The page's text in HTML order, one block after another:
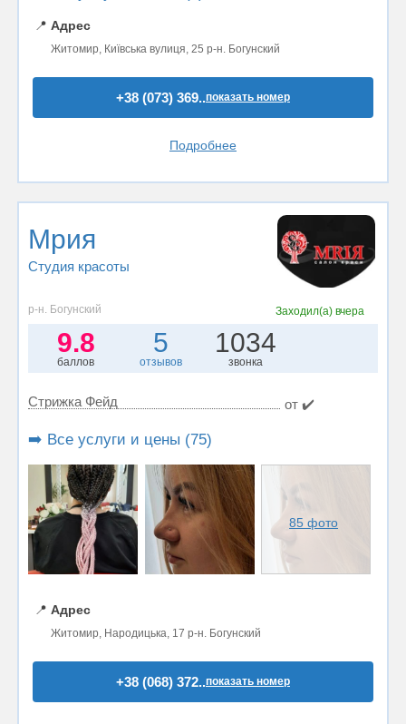
📍 Адрес
Житомир, Київська вулиця, 25 р-н. Богунский
+38 (073) 369..показать номер
Подробнее
Мрия
Студия красоты
р-н. Богунский Заходил(а) вчера
9.8
баллов
5
отзывов
1034
звонка
Стрижка Фейд от ✔️
➡️ Все услуги и цены (75)
85 фото
📍 Адрес
Житомир, Народицька, 17 р-н. Богунский
+38 (068) 372..показать номер